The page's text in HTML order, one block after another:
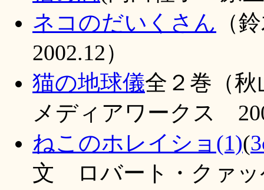
ネコのだいくさん （
2002.12）
猫の地球儀全２巻（
メディアワークス
ねこのホレイショ(1)(
文 ロバート・クァ